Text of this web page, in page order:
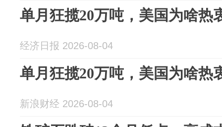
单月狂揽20万吨，美国为啥热
经济日报 2026-08-04
单月狂揽20万吨，美国为啥热
新浪财经 2026-08-04